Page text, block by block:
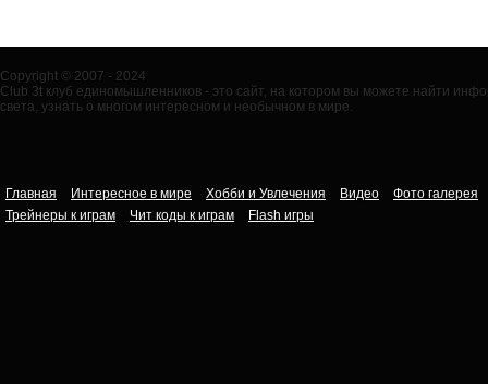
Copyright © 2007 - 2024
Club 3t клуб единомышленников - это сайт, на котором вы можете найти
света, узнать о многом интересном и необычном в мире.
Главная Интересное в мире Хобби и Увлечения Видео
Фото галерея
Трейнеры к играм
Чит коды к играм Flash игры